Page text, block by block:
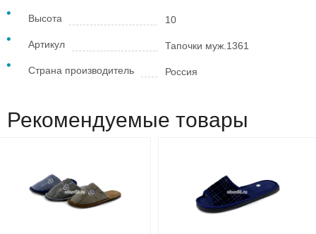
Высота 10
Артикул Тапочки муж.1361
Страна производитель Россия
Рекомендуемые товары